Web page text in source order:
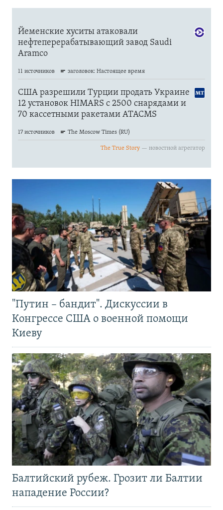
"Путин – бандит". Дискуссии в
Конгрессе США о военной помощи
Киеву
Балтийский рубеж. Грозит ли Балтии
нападение России?